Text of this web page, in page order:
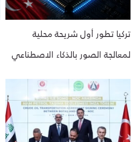
تركيا تطور أول شريحة محلية
لمعالجة الصور بالذكاء الاصطناعي